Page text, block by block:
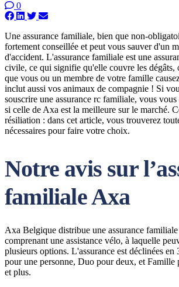
0
Une assurance familiale, bien que non-
fortement conseillée et peut vous sauver d'un
d'accident. L'assurance familiale est une
civile, ce qui signifie qu'elle couvre les dégâts,
que vous ou un membre de votre famille
inclut aussi vos animaux de compagnie ! Si
souscrire une assurance rc familiale, vous
si celle de Axa est la meilleure sur le marché.
résiliation : dans cet article, vous trouverez
nécessaires pour faire votre choix.
Notre avis sur
familiale Axa
Axa Belgique distribue une assurance
comprenant une assistance vélo, à laquelle
plusieurs options. L'assurance est déclinées en
pour une personne, Duo pour deux, et Famille
et plus.